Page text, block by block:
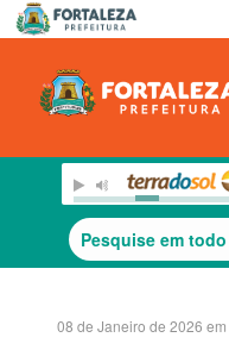
08 de Janeiro de 2026 em